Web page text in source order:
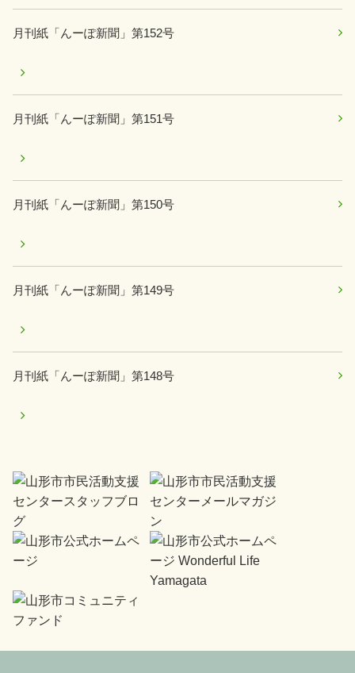
月刊紙「んーぽ新聞」第152号
月刊紙「んーぽ新聞」第151号
月刊紙「んーぽ新聞」第150号
月刊紙「んーぽ新聞」第149号
月刊紙「んーぽ新聞」第148号